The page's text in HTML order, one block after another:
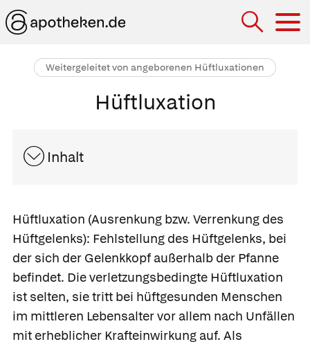
Weitergeleitet von angeborenen Hüftluxationen
Hüftluxation
Inhalt
Hüftluxation (Ausrenkung bzw. Verrenkung des
Hüftgelenks): Fehlstellung des Hüftgelenks, bei
der sich der Gelenkkopf außerhalb der Pfanne
befindet. Dieverletzungsbedingte Hüftluxation
ist selten, sie tritt bei hüftgesunden Menschen
im mittleren Lebensalter vor allem nach Unfällen
mit erheblicher Krafteinwirkung auf. Als